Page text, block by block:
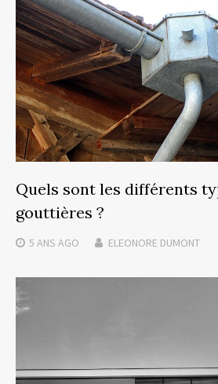
Quels sont les différents
gouttières ?
5 ANS AGO ELEONORE DUMONT